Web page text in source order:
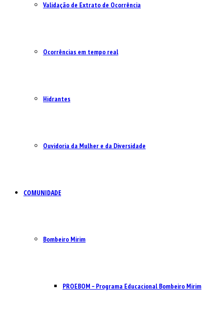
Validação de Extrato de Ocorrência
Ocorrências em tempo real
Hidrantes
Ouvidoria da Mulher e da Diversidade
COMUNIDADE
Bombeiro Mirim
PROEBOM – Programa Educacional Bombeiro Mirim